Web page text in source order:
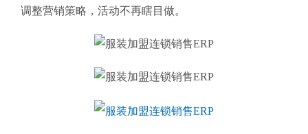
调整营销策略，活动不再瞎目做。